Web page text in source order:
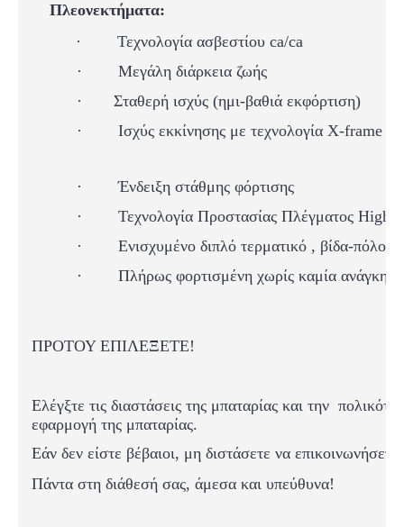
Πλεονεκτήματα:
·
Τεχνολογία ασβεστίου ca/ca
·
Μεγάλη διάρκεια ζωής
· Σταθερή ισχύς (ημι-βαθιά εκφόρτιση)
·
Ισχύς εκκίνησης με τεχνολογία X-frame
·
Ένδειξη στάθμης φόρτισης
·
Τεχνολογία Προστασίας Πλέγματος High
·
Ενισχυμένο διπλό τερματικό , βίδα-πόλος
·
Πλήρως φορτισμένη χωρίς καμία ανάγκη
ΠΡΟΤΟΥ ΕΠΙΛΕΞΕΤΕ!
Ελέγξτε τις διαστάσεις της μπαταρίας και την
εφαρμογή της μπαταρίας.
Εάν δεν είστε βέβαιοι, μη διστάσετε να
Πάντα στη διάθεσή σας, άμεσα και υπεύθυνα!